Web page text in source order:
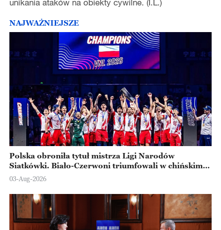
unikania ataków na obiekty cywilne. (I.L.)
NAJWAŻNIEJSZE
Polska obroniła tytuł mistrza Ligi Narodów
Siatkówki. Biało-Czerwoni triumfowali w chińskim
Ningbo
03-Aug-2026